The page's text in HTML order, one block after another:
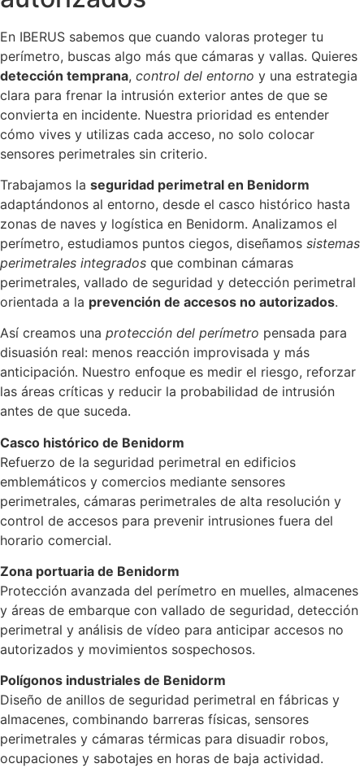
En IBERUS sabemos que cuando valoras proteger tu
perímetro, buscas algo más que cámaras y vallas. Quieres
detección temprana, control del entorno y una estrategia
clara para frenar la intrusión exterior antes de que se
convierta en incidente. Nuestra prioridad es entender
cómo vives y utilizas cada acceso, no solo colocar
sensores perimetrales sin criterio.
Trabajamos la seguridad perimetral en Benidorm
adaptándonos al entorno, desde el casco histórico hasta
zonas de naves y logística en Benidorm. Analizamos el
perímetro, estudiamos puntos ciegos, diseñamos sistemas
perimetrales integrados que combinan cámaras
perimetrales, vallado de seguridad y detección perimetral
orientada a la prevención de accesos no autorizados.
Así creamos una protección del perímetro pensada para
disuasión real: menos reacción improvisada y más
anticipación. Nuestro enfoque es medir el riesgo, reforzar
las áreas críticas y reducir la probabilidad de intrusión
antes de que suceda.
Casco histórico de Benidorm
Refuerzo de la seguridad perimetral en edificios
emblemáticos y comercios mediante sensores
perimetrales, cámaras perimetrales de alta resolución y
control de accesos para prevenir intrusiones fuera del
horario comercial.
Zona portuaria de Benidorm
Protección avanzada del perímetro en muelles, almacenes
y áreas de embarque con vallado de seguridad, detección
perimetral y análisis de vídeo para anticipar accesos no
autorizados y movimientos sospechosos.
Polígonos industriales de Benidorm
Diseño de anillos de seguridad perimetral en fábricas y
almacenes, combinando barreras físicas, sensores
perimetrales y cámaras térmicas para disuadir robos,
ocupaciones y sabotajes en horas de baja actividad.